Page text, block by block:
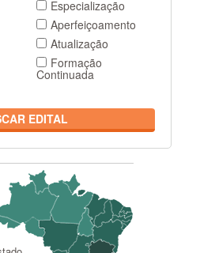
Especialização
Aperfeiçoamento
Atualização
Formação
Continuada
EDITAL
Conheça as estatíticas dos
Cursos